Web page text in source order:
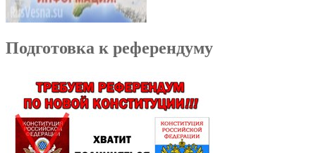
Подготовка к референдуму